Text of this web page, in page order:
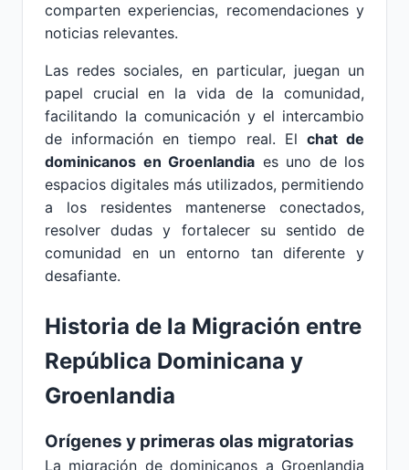
comparten experiencias, recomendaciones y
noticias relevantes.
Las redes sociales, en particular, juegan un
papel crucial en la vida de la comunidad,
facilitando la comunicación y el intercambio
de información en tiempo real. El chat de
dominicanos en Groenlandia es uno de los
espacios digitales más utilizados, permitiendo
a los residentes mantenerse conectados,
resolver dudas y fortalecer su sentido de
comunidad en un entorno tan diferente y
desafiante.
Historia de la Migración entre
República Dominicana y
Groenlandia
Orígenes y primeras olas migratorias
La migración de dominicanos a Groenlandia